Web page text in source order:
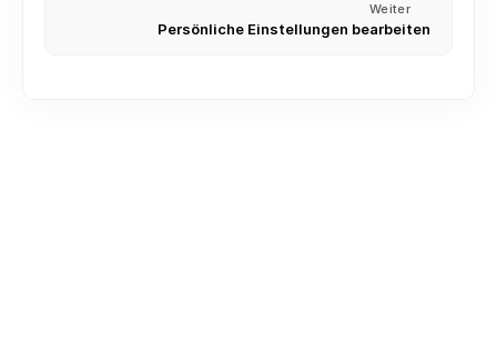
Weiter
Persönliche Einstellungen bearbeiten